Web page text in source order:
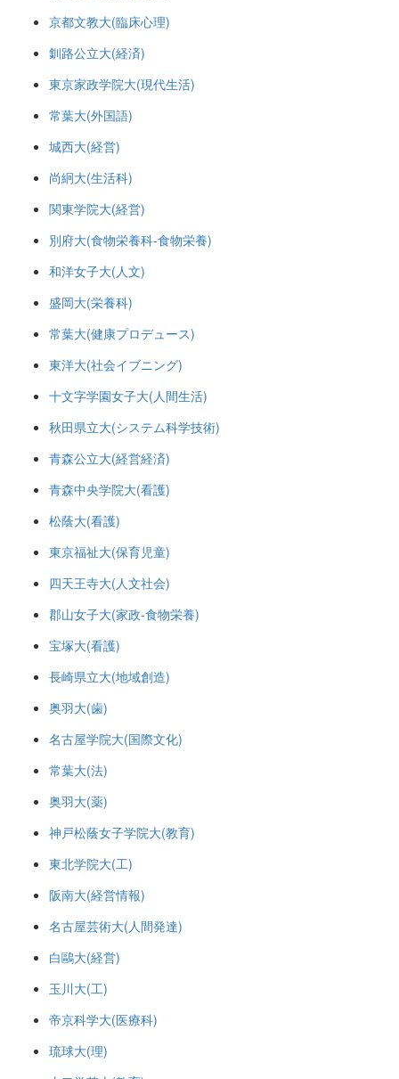
京都文教大(臨床心理)
釧路公立大(経済)
東京家政学院大(現代生活)
常葉大(外国語)
城西大(経営)
尚絅大(生活科)
関東学院大(経営)
別府大(食物栄養科-食物栄養)
和洋女子大(人文)
盛岡大(栄養科)
常葉大(健康プロデュース)
東洋大(社会イブニング)
十文字学園女子大(人間生活)
秋田県立大(システム科学技術)
青森公立大(経営経済)
青森中央学院大(看護)
松蔭大(看護)
東京福祉大(保育児童)
四天王寺大(人文社会)
郡山女子大(家政-食物栄養)
宝塚大(看護)
長崎県立大(地域創造)
奥羽大(歯)
名古屋学院大(国際文化)
常葉大(法)
奥羽大(薬)
神戸松蔭女子学院大(教育)
東北学院大(工)
阪南大(経営情報)
名古屋芸術大(人間発達)
白鷗大(経営)
玉川大(工)
帝京科学大(医療科)
琉球大(理)